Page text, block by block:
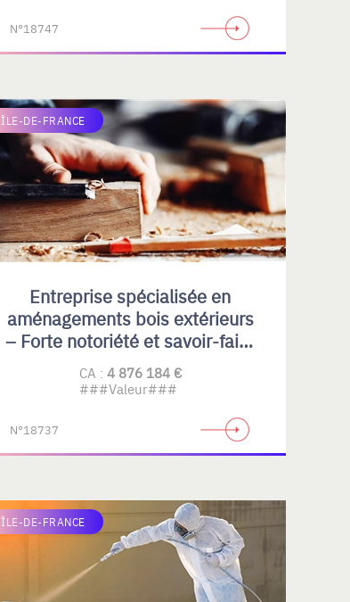
N°18747
ÎLE-DE-FRANCE
Entreprise spécialisée en
aménagements bois extérieurs
– Forte notoriété et savoir-faire
reconnu
CA : 4 876 184 €
###Valeur###
N°18737
ÎLE-DE-FRANCE